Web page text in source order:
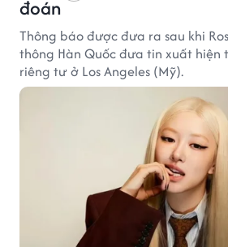
đoán
Thông báo được đưa ra sau khi
thông Hàn Quốc đưa tin xuất hiện
riêng tư ở Los Angeles (Mỹ).